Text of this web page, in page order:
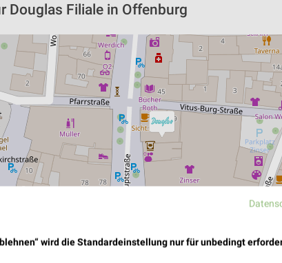
Douglas Filiale in Offenburg
wird die Standardeinstellung nur für unbedingt